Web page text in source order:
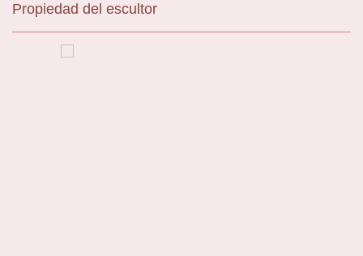
Propiedad del escultor